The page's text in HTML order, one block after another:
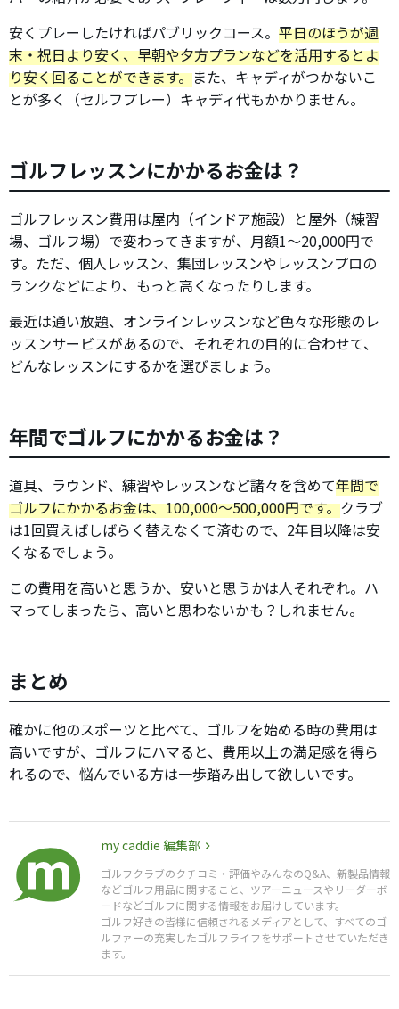
安くプレーしたければパブリックコース。 平日のほうが週
末・祝日より安く、早朝や夕方プランなどを活用するとよ
り安く回ることができます。また、キャディがつかないこ
とが多く（セルフプレー）キャディ代もかかりません。
ゴルフレッスンにかかるお金は？
ゴルフレッスン費用は屋内（インドア施設）と屋外（練習
場、ゴルフ場）で変わってきますが、月額1～20,000円で
す。ただ、個人レッスン、集団レッスンやレッスンプロの
ランクなどにより、もっと高くなったりします。
最近は通い放題、オンラインレッスンなど色々な形態のレ
ッスンサービスがあるので、それぞれの目的に合わせて、
どんなレッスンにするかを選びましょう。
年間でゴルフにかかるお金は？
道具、ラウンド、練習やレッスンなど諸々を含めて年間で
ゴルフにかかるお金は、100,000～500,000円です。クラブ
は1回買えばしばらく替えなくて済むので、2年目以降は安
くなるでしょう。
この費用を高いと思うか、安いと思うかは人それぞれ。ハ
マってしまったら、高いと思わないかも？しれません。
まとめ
確かに他のスポーツと比べて、ゴルフを始める時の費用は
高いですが、ゴルフにハマると、費用以上の満足感を得ら
れるので、悩んでいる方は一歩踏み出して欲しいです。
my caddie 編集部
ゴルフクラブのクチコミ・評価やみんなのQ&A、新製品情報
などゴルフ用品に関すること、ツアーニュースやリーダーボ
ードなどゴルフに関する情報をお届けしています。
ゴルフ好きの皆様に信頼されるメディアとして、すべてのゴ
ルファーの充実したゴルフライフをサポートさせていただき
ます。